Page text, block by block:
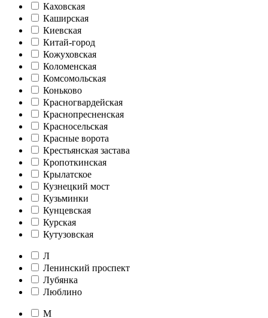
Каховская
Каширская
Киевская
Китай-город
Кожуховская
Коломенская
Комсомольская
Коньково
Красногвардейская
Краснопресненская
Красносельская
Красные ворота
Крестьянская застава
Кропоткинская
Крылатское
Кузнецкий мост
Кузьминки
Кунцевская
Курская
Кутузовская
Л
Ленинский проспект
Лубянка
Люблино
М